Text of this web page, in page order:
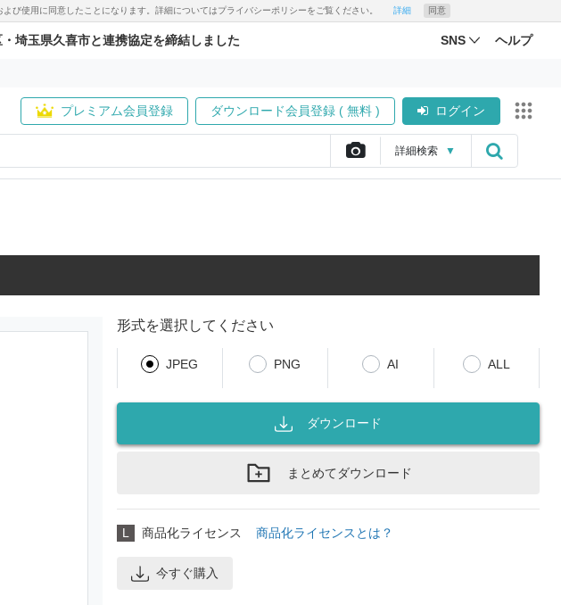
び使用に同意したことになります。詳細についてはプライバシーポリシーをご覧ください。 詳細 同意
埼玉県久喜市と連携協定を締結しました SNS ヘルプ
プレミアム会員登録 ダウンロード会員登録 ( 無料 ) ログイン
詳細検索 ▼
形式を選択してください
JPEG PNG AI ALL
ダウンロード
まとめてダウンロード
L 商品化ライセンス 商品化ライセンスとは？
今すぐ購入